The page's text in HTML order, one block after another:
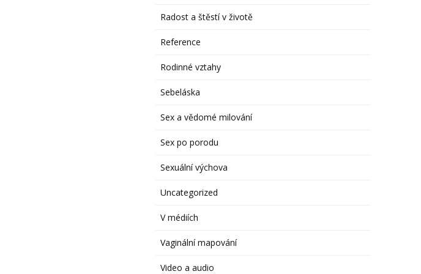
Radost a štěstí v životě
Reference
Rodinné vztahy
Sebeláska
Sex a vědomé milování
Sex po porodu
Sexuální výchova
Uncategorized
V médiích
Vaginální mapování
Video a audio